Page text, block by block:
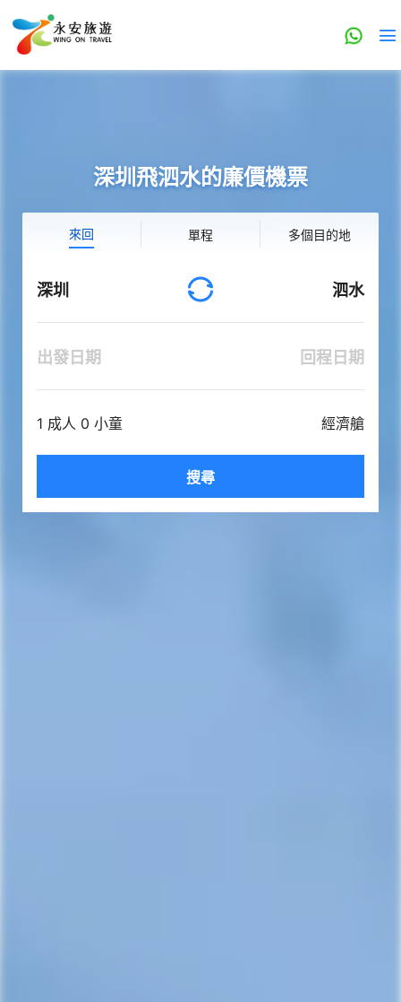
深圳飛泗水的廉價機票
來回 單程 多個目的地
深圳 泗水
出發日期 回程日期
1 成人 0 小童 經濟艙
搜尋